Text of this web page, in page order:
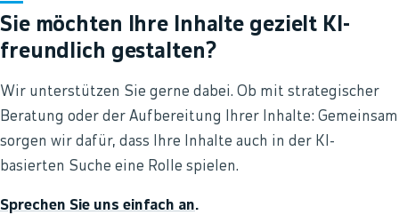
Sie möchten Ihre Inhalte gezielt KI-
freundlich gestalten?
Wir unterstützen Sie gerne dabei. Ob mit strategischer
Beratung oder der Aufbereitung Ihrer Inhalte: Gemeinsam
sorgen wir dafür, dass Ihre Inhalte auch in der KI-
basierten Suche eine Rolle spielen.
Sprechen Sie uns einfach an.